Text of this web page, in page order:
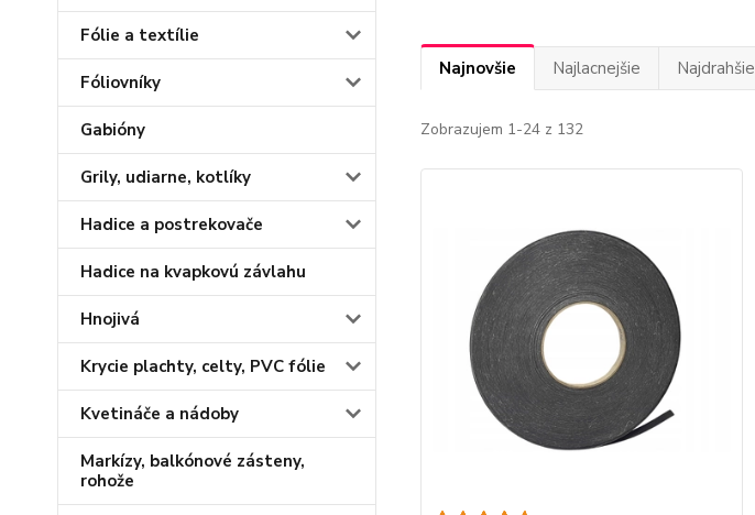
Fólie a textílie
Fóliovníky
Gabióny
Grily, udiarne, kotlíky
Hadice a postrekovače
Hadice na kvapkovú závlahu
Hnojivá
Krycie plachty, celty, PVC fólie
Kvetináče a nádoby
Markízy, balkónové zásteny,
rohože
Najnovšie Najlacnejšie Najdrahšie
Zobrazujem 1-24 z 132